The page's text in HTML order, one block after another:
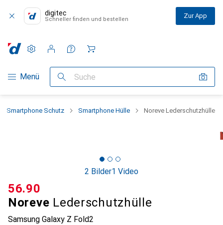
digitec
Schneller finden und bestellen Zur App
Navigation nach Kategorien
Menü Suche
Einstellungen
Kundenkonto
Vergleichslisten
Merklisten
Warenkorb
Smartphone Schutz Smartphone Hülle Noreve Lederschutzhülle
2 Bilder1 Video
Noreve Lederschutzhülle
Samsung Galaxy Z Fold2
CHF
56.90